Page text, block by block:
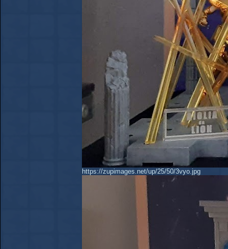
https://zupimages.net/up/25/50/3vyo.jpg